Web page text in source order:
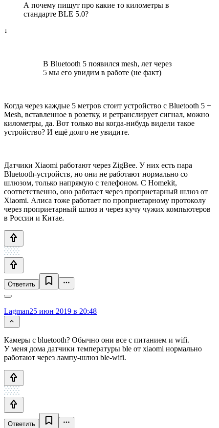
А почему пишут про какие то километры в
стандарте BLE 5.0?
↓
В Bluetooth 5 появился mesh, лет через
5 мы его увидим в работе (не факт)
Когда через каждые 5 метров стоит устройство с Bluetooth 5 +
Mesh, вставленное в розетку, и ретранслирует сигнал, можно
километры, да. Вот только вы когда-нибудь видели такое
устройство? И ещё долго не увидите.
Датчики Xiaomi работают через ZigBee. У них есть пара
Bluetooth-устройств, но они не работают нормально со
шлюзом, только напрямую с телефоном. С Homekit,
соответственно, оно работает через проприетарный шлюз от
Xiaomi. Алиса тоже работает по проприетарному протоколу
через проприетарный шлюз и через кучу чужих компьютеров
в России и Китае.
Ответить
Lagman25 июн 2019 в 20:48
Камеры с bluetooth? Обычно они все с питанием и wifi.
У меня дома датчики температуры ble от xiaomi нормально
работают через лампу-шлюз ble-wifi.
Ответить